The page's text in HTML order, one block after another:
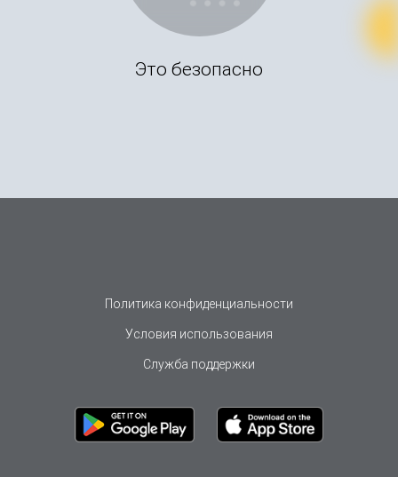
Это безопасно
Политика конфиденциальности
Условия использования
Служба поддержки